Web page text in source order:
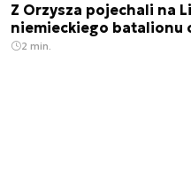
Z Orzysza pojechali na
niemieckiego batalionu
2 min.